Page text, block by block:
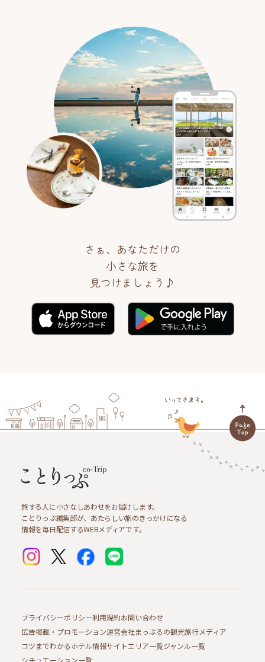
さぁ、あなただけの
小さな旅を
見つけましょう♪
旅する人に小さなしあわせをお届けします。
ことりっぷ編集部が、あたらしい旅のきっかけになる
情報を毎日配信するWEBメディアです。
プライバシーポリシー利用規約お問い合わせ
広告掲載・プロモーション運営会社まっぷるの観光旅行メディア
コツまでわかるホテル情報サイトエリア一覧ジャンル一覧
シチュエーション一覧